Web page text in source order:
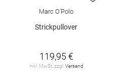
Marc O'Polo
Strickpullover
119,95 €
inkl. MwSt. zzgl. Versand